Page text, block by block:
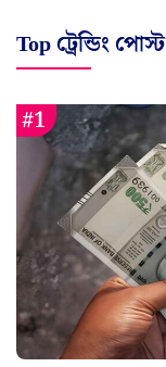
Top ট্রেন্ডিং পোস্ট